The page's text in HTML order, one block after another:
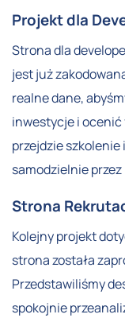
Projekt dla
Strona dla
jest już
realne dane,
inwestycje i
przejdzie szkolenie
samodzielnie
Strona
Kolejny projekt
strona została
Przedstawiliśmy
spokojnie